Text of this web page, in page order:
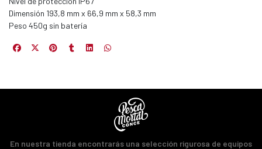
Dimensión 193,8 mm x 66,9 mm x 58,3 mm
Peso 450g sin batería
En nuestra tienda encontrarás una selección rigurosa de equipos